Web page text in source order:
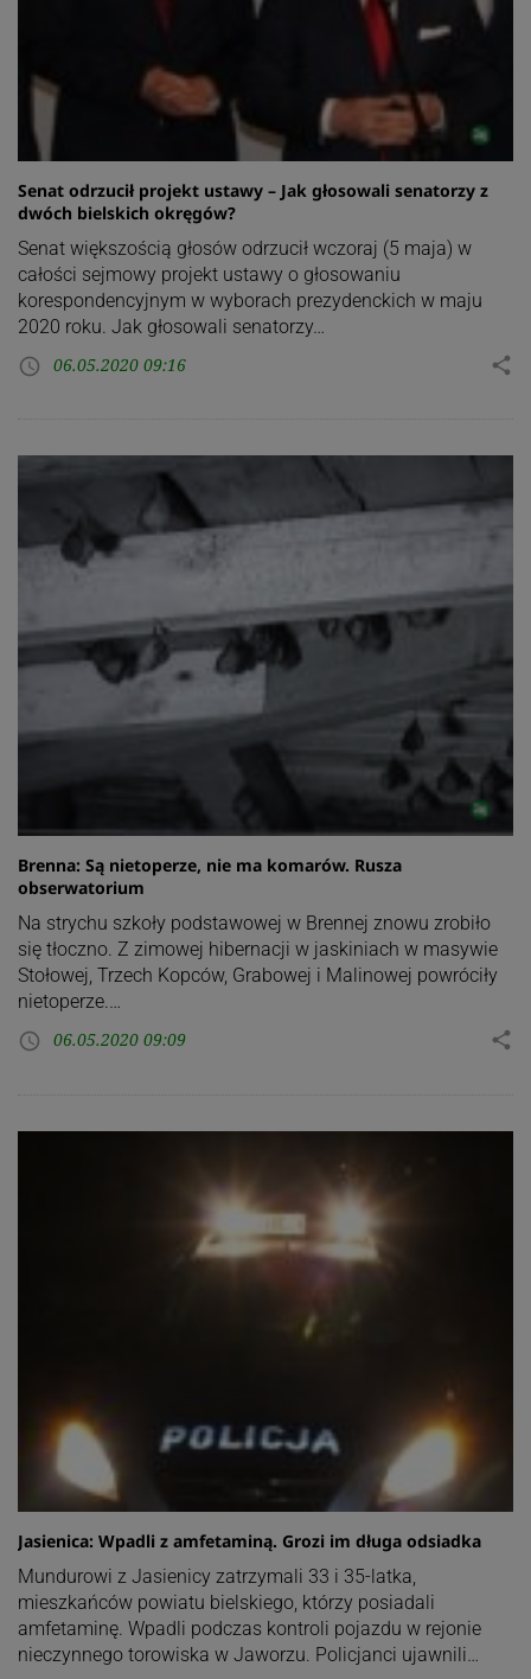
Senat odrzucił projekt ustawy – Jak głosowali senatorzy z
dwóch bielskich okręgów?
Senat większością głosów odrzucił wczoraj (5 maja) w
całości sejmowy projekt ustawy o głosowaniu
korespondencyjnym w wyborach prezydenckich w maju
2020 roku. Jak głosowali senatorzy…
access_time 06.05.2020 09:16 share
Brenna: Są nietoperze, nie ma komarów. Rusza
obserwatorium
Na strychu szkoły podstawowej w Brennej znowu zrobiło
się tłoczno. Z zimowej hibernacji w jaskiniach w masywie
Stołowej, Trzech Kopców, Grabowej i Malinowej powróciły
nietoperze.…
access_time 06.05.2020 09:09 share
Jasienica: Wpadli z amfetaminą. Grozi im długa odsiadka
Mundurowi z Jasienicy zatrzymali 33 i 35-latka,
mieszkańców powiatu bielskiego, którzy posiadali
amfetaminę. Wpadli podczas kontroli pojazdu w rejonie
nieczynnego torowiska w Jaworzu. Policjanci ujawnili…